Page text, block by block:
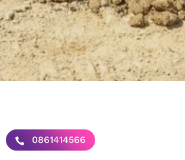
0861414566